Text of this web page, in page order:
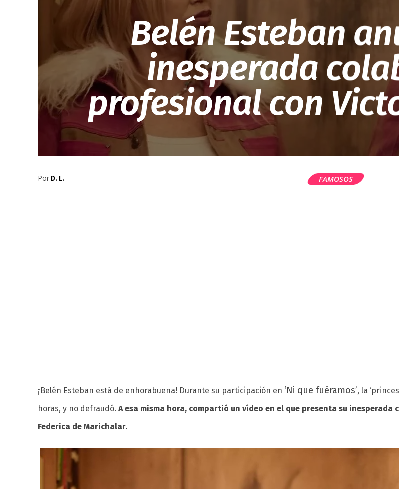
Belén Esteban
inesperada
profesional con
Por D. L. FAMOSOS
¡Belén Esteban está de enhorabuena! Durante su participación en ‘Ni que fuéramos’, la
horas, y no defraudó. A esa misma hora, compartió un vídeo en el que presenta su inesperada
Federica de Marichalar.